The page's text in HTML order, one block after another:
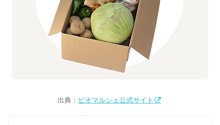
出典： ビオマルシェ公式サイト